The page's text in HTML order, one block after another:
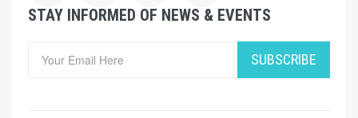
STAY INFORMED OF NEWS & EVENTS
SUBSCRIBE